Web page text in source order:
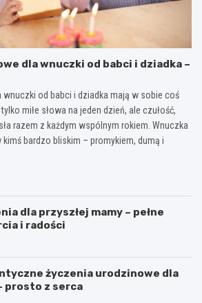
dla wnuczki od babci i dziadka –
od babci i dziadka mają w sobie coś
miłe słowa na jeden dzień, ale czułość,
razem z każdym wspólnym rokiem. Wnuczka
bardzo bliskim – promykiem, dumą i
dla przyszłej mamy – pełne
i radości
życzenia urodzinowe dla
prosto z serca